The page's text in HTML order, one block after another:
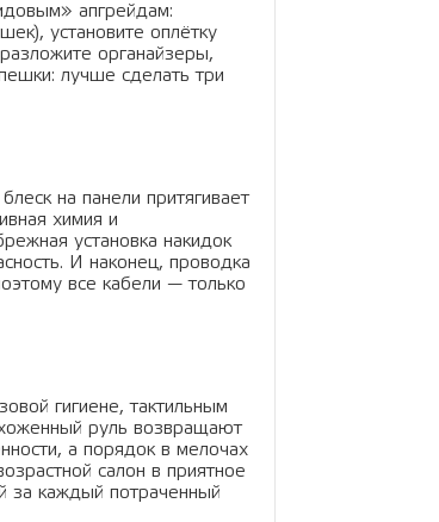
апгрейдам:
установите оплётку
органайзеры,
лучше сделать три
на панели притягивает
химия и
установка накидок
И наконец, проводка
все кабели — только
гигиене, тактильным
руль возвращают
а порядок в мелочах
салон в приятное
за каждый потраченный